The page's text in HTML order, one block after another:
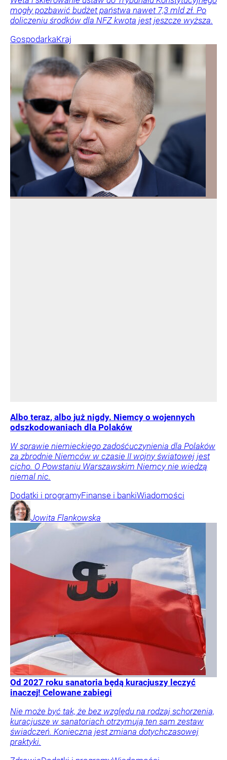
mogły pozbawić budżet państwa nawet 7,3 mld zł. Po
doliczeniu środków dla NFZ kwota jest jeszcze wyższa.
GospodarkaKraj
Albo teraz, albo już nigdy. Niemcy o wojennych
odszkodowaniach dla Polaków
W sprawie niemieckiego zadośćuczynienia dla Polaków
za zbrodnie Niemców w czasie II wojny światowej jest
cicho. O Powstaniu Warszawskim Niemcy nie wiedzą
niemal nic.
Dodatki i programyFinanse i bankiWiadomości
Jowita Flankowska
Od 2027 roku sanatoria będą kuracjuszy leczyć
inaczej! Celowane zabiegi
Nie może być tak, że bez względu na rodzaj schorzenia,
kuracjusze w sanatoriach otrzymują ten sam zestaw
świadczeń. Konieczna jest zmiana dotychczasowej
praktyki.